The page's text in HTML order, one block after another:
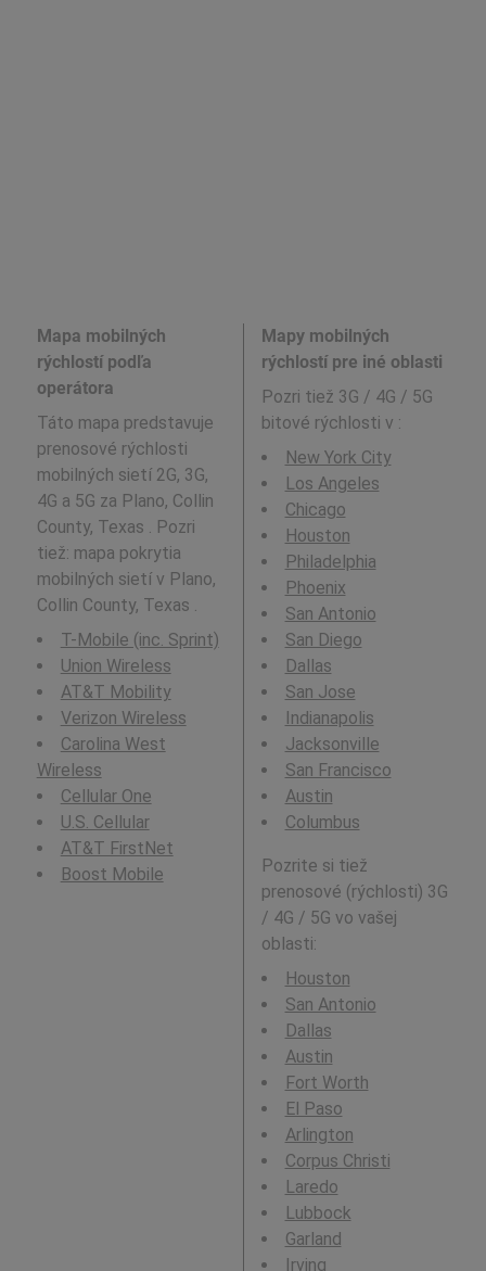
Mapa mobilných
rýchlostí podľa
operátora
Táto mapa predstavuje
prenosové rýchlosti
mobilných sietí 2G, 3G,
4G a 5G za Plano, Collin
County, Texas . Pozri
tiež: mapa pokrytia
mobilných sietí v Plano,
Collin County, Texas .
T-Mobile (inc. Sprint)
Union Wireless
AT&T Mobility
Verizon Wireless
Carolina West
Wireless
Cellular One
U.S. Cellular
AT&T FirstNet
Boost Mobile
Mapy mobilných
rýchlostí pre iné oblasti
Pozri tiež 3G / 4G / 5G
bitové rýchlosti v :
New York City
Los Angeles
Chicago
Houston
Philadelphia
Phoenix
San Antonio
San Diego
Dallas
San Jose
Indianapolis
Jacksonville
San Francisco
Austin
Columbus
Pozrite si tiež
prenosové (rýchlosti) 3G
/ 4G / 5G vo vašej
oblasti:
Houston
San Antonio
Dallas
Austin
Fort Worth
El Paso
Arlington
Corpus Christi
Laredo
Lubbock
Garland
Irving